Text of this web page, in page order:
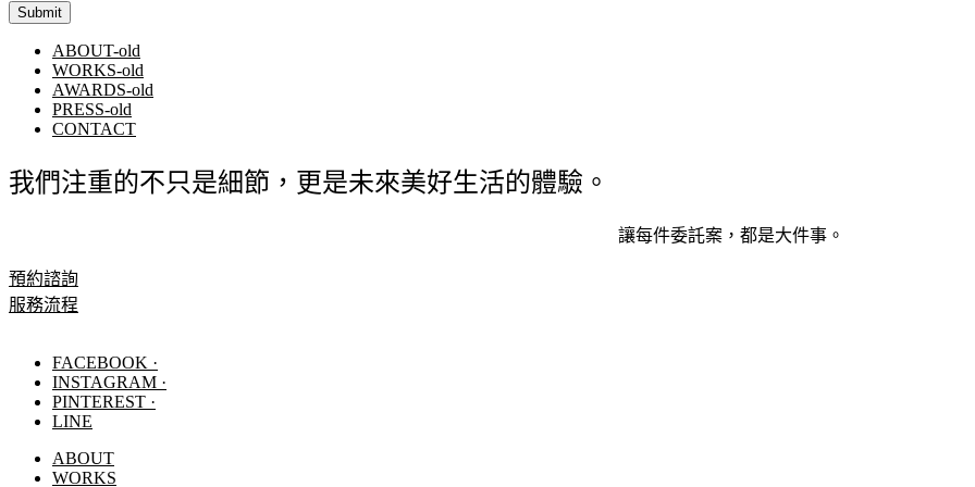
ABOUT-old
WORKS-old
AWARDS-old
PRESS-old
CONTACT
我們注重的不只是細節，更是未來美好生活的體驗。
讓每件委託案，都是大件事。
預約諮詢
服務流程
FACEBOOK ·
INSTAGRAM ·
PINTEREST ·
LINE
ABOUT
WORKS